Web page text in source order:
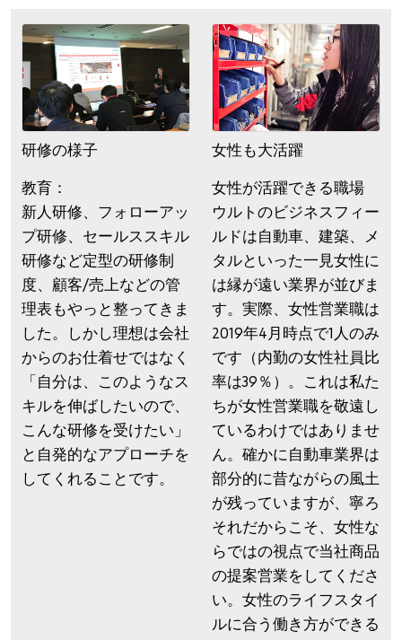
研修の様子
教育：
新人研修、フォローアッ
プ研修、セールススキル
研修など定型の研修制
度、顧客/売上などの管
理表もやっと整ってきま
した。しかし理想は会社
からのお仕着せではなく
「自分は、このようなス
キルを伸ばしたいので、
こんな研修を受けたい」
と自発的なアプローチを
してくれることです。
女性も大活躍
女性が活躍できる職場
ウルトのビジネスフィー
ルドは自動車、建築、メ
タルといった一見女性に
は縁が遠い業界が並びま
す。実際、女性営業職は
2019年4月時点で1人のみ
です（内勤の女性社員比
率は39％）。これは私た
ちが女性営業職を敬遠し
ているわけではありませ
ん。確かに自動車業界は
部分的に昔ながらの風土
が残っていますが、寧ろ
それだからこそ、女性な
らではの視点で当社商品
の提案営業をしてくださ
い。女性のライフスタイ
ルに合う働き方ができる